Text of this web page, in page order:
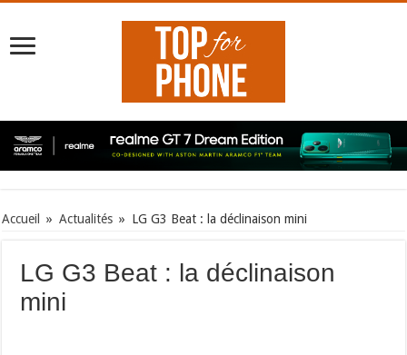
Accueil » Actualités » LG G3 Beat : la déclinaison mini
LG G3 Beat : la déclinaison
mini